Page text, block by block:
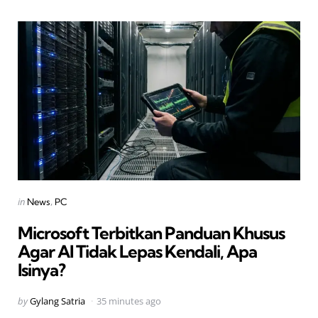
Categories
Posted
in News PC
Microsoft Terbitkan Panduan Khusus
Agar AI Tidak Lepas Kendali, Apa
Isinya?
Posted
byGylang Satria 35 minutes ago